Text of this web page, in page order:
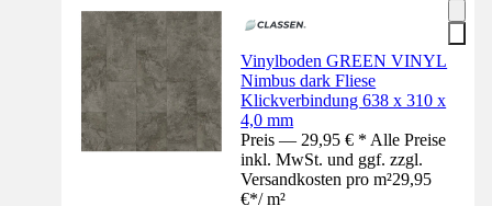
Vinylboden GREEN VINYL
Nimbus dark Fliese
Klickverbindung 638 x 310 x
4,0 mm
Preis — 29,95 € * Alle Preise
inkl. MwSt. und ggf. zzgl.
Versandkosten pro m²29,95
€*/ m²